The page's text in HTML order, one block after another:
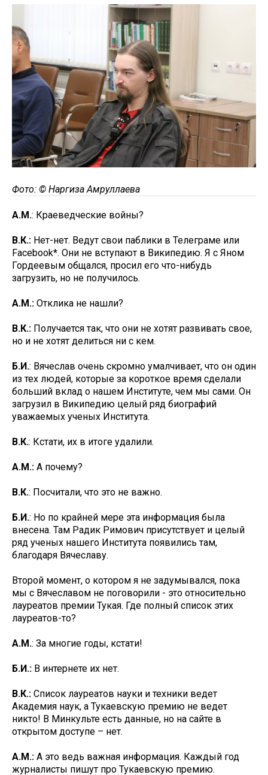
Фото: © Наргиза Амруллаева
А.М.: Краеведческие войны?
В.К.: Нет-нет. Ведут свои паблики в Телеграме или
Facebook*. Они не вступают в Википедию. Я с Яном
Гордеевым общался, просил его что-нибудь
загрузить, но не получилось.
А.М.: Отклика не нашли?
В.К.: Получается так, что они не хотят развивать свое,
но и не хотят делиться ни с кем.
Б.И.: Вячеслав очень скромно умалчивает, что он один
из тех людей, которые за короткое время сделали
больший вклад о нашем Институте, чем мы сами. Он
загрузил в Википедию целый ряд биографий
уважаемых ученых Института.
В.К.: Кстати, их в итоге удалили.
А.М.: А почему?
В.К.: Посчитали, что это не важно.
Б.И.: Но по крайней мере эта информация была
внесена. Там Радик Римович присутствует и целый
ряд ученых нашего Института появились там,
благодаря Вячеславу.
Второй момент, о котором я не задумывался, пока
мы с Вячеславом не поговорили - это относительно
лауреатов премии Тукая. Где полный список этих
лауреатов-то?
А.М.: За многие годы, кстати!
Б.И.: В интернете их нет.
В.К.: Список лауреатов науки и техники ведет
Академия наук, а Тукаевскую премию не ведет
никто! В Минкульте есть данные, но на сайте в
открытом доступе – нет.
А.М.: А это ведь важная информация. Каждый год
журналисты пишут про Тукаевскую премию.